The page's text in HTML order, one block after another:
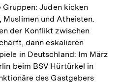
Juden kicken
und Atheisten.
der Konflikt zwischen
dann eskalieren
in Deutschland: Im März
beim BSV Hürtürkel in
des Gastgebers